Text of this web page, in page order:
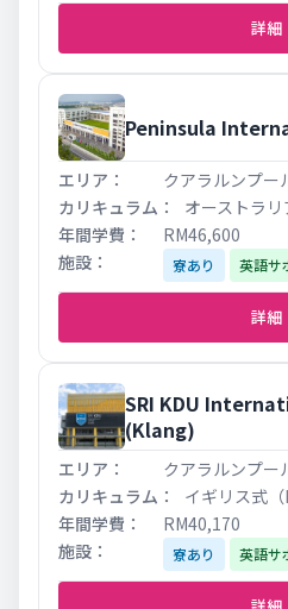
詳細
Peninsula
クアラルンプー
オーストラ
RM46,600
寮あり 英語サ
詳細
SRI KDU
(Klang)
クアラルンプー
イギリス式（
RM40,170
寮あり 英語サ